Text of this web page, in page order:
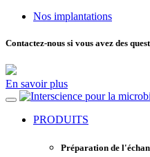
Nos implantations
Contactez-nous si vous avez des
En savoir plus
pour la
PRODUITS
Préparation de